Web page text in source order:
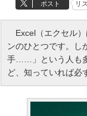
ポスト リ
Excel（エクセル）
ンのひとつです。し
手……」という人も
ど、知っていれば必